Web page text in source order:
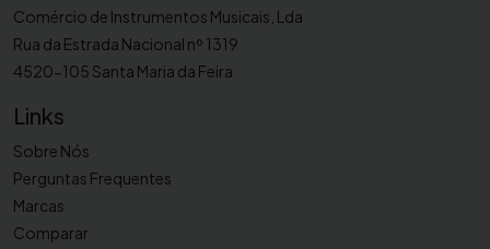
Comércio de Instrumentos Musicais, Lda
Rua da Estrada Nacional nº 1319
4520-105 Santa Maria da Feira
Links
Sobre Nós
Perguntas Frequentes
Marcas
Comparar